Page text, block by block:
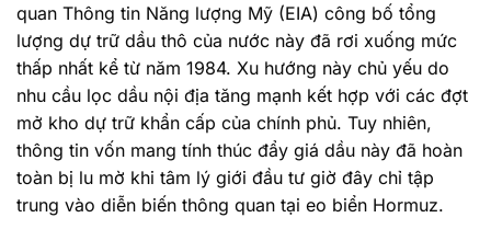
quan Thông tin Năng lượng Mỹ (EIA) công bố tổng
lượng dự trữ dầu thô của nước này đã rơi xuống mức
thấp nhất kể từ năm 1984. Xu hướng này chủ yếu do
nhu cầu lọc dầu nội địa tăng mạnh kết hợp với các đợt
mở kho dự trữ khẩn cấp của chính phủ. Tuy nhiên,
thông tin vốn mang tính thúc đẩy giá dầu này đã hoàn
toàn bị lu mờ khi tâm lý giới đầu tư giờ đây chỉ tập
trung vào diễn biến thông quan tại eo biển Hormuz.